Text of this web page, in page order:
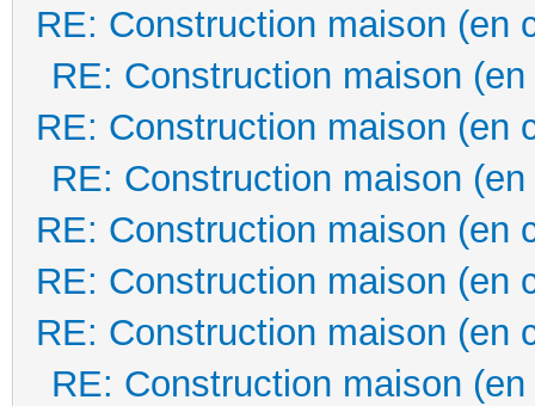
RE: Construction maison (en
RE: Construction maison
RE: Construction maison (en
RE: Construction maison
RE: Construction maison (en
RE: Construction maison (en
RE: Construction maison (en
RE: Construction maison